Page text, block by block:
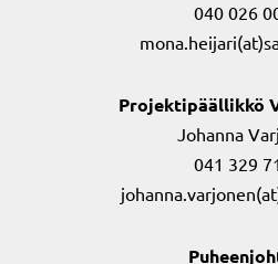
040 026
Projektipäällikkö
Johanna
041 329